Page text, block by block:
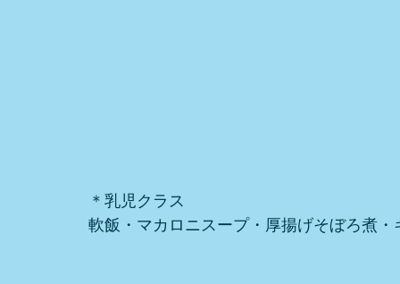
＊乳児クラス
軟飯・マカロニスープ・厚揚げそぼろ煮・